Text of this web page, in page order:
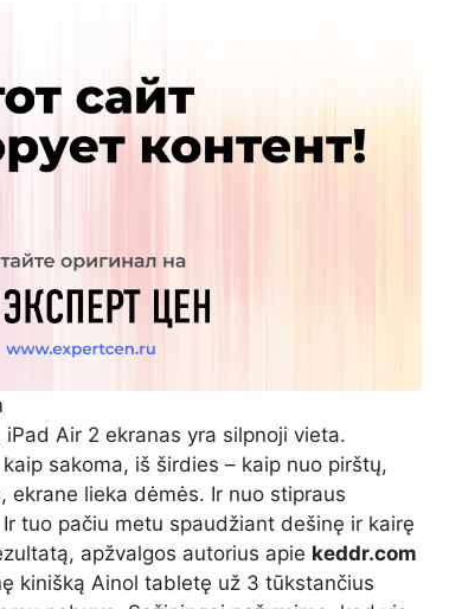
Air 2 ekranas yra silpnoji vieta.
sakoma, iš širdies – kaip nuo pirštų,
ekrane lieka dėmės. Ir nuo stipraus
tuo pačiu metu spaudžiant dešinę ir kairę
apžvalgos autorius apie keddr.com
kinišką Ainol tabletę už 3 tūkstančius